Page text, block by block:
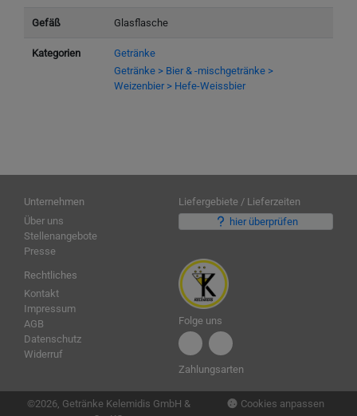
Gefäß Glasflasche
Kategorien
Getränke
Getränke > Bier & -mischgetränke >
Weizenbier > Hefe-Weissbier
Folge uns
Zahlungsarten
Unternehmen
Über uns
Stellenangebote
Presse
Liefergebiete / Lieferzeiten
hier überprüfen
Rechtliches
Kontakt
Impressum
AGB
Datenschutz
Widerruf
©2026, Getränke Kelemidis GmbH &
Cookies anpassen